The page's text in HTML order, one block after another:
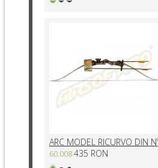
ARC MODEL RICURVO DIN
60.008435 RON